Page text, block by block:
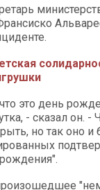
это день
- сказал он. -
но так оно